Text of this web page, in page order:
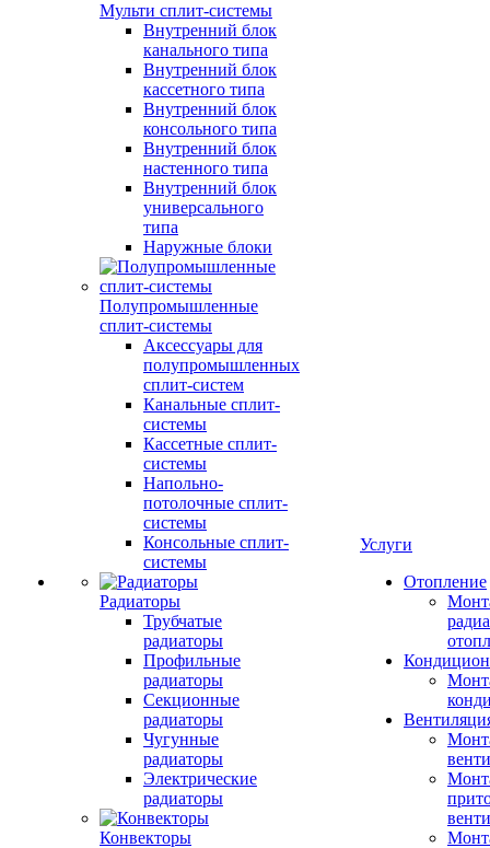
Мульти сплит-системы
Внутренний блок
канального типа
Внутренний блок
кассетного типа
Внутренний блок
консольного типа
Внутренний блок
настенного типа
Внутренний блок
универсального
типа
Наружные блоки
Полупромышленные
сплит-системы
Аксессуары для
полупромышленных
сплит-систем
Канальные сплит-
системы
Кассетные сплит-
системы
Напольно-
потолочные сплит-
системы
Консольные сплит-
системы
Радиаторы
Трубчатые
радиаторы
Профильные
радиаторы
Секционные
радиаторы
Чугунные
радиаторы
Электрические
радиаторы
Конвекторы
Услуги
Отопление